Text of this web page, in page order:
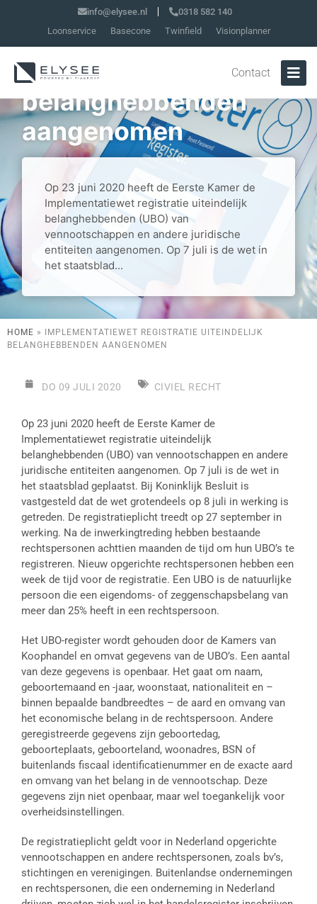
info@elysee.nl
0318 582 140
Loonservice
Basecone Twinfield Visionplanner
Contact
Implementatiewet
registratie uiteindelijk
belanghebbenden
aangenomen
Op 23 juni 2020 heeft de Eerste Kamer de
Implementatiewet registratie uiteindelijk
belanghebbenden (UBO) van
vennootschappen en andere juridische
entiteiten aangenomen. Op 7 juli is de wet in
het staatsblad...
HOME »
IMPLEMENTATIEWET REGISTRATIE UITEINDELIJK
BELANGHEBBENDEN AANGENOMEN
DO 09 JULI 2020 CIVIEL RECHT
Op 23 juni 2020 heeft de Eerste Kamer de
Implementatiewet registratie uiteindelijk
belanghebbenden (UBO) van vennootschappen en andere
juridische entiteiten aangenomen. Op 7 juli is de wet in
het staatsblad geplaatst. Bij Koninklijk Besluit is
vastgesteld dat de wet grotendeels op 8 juli in werking is
getreden. De registratieplicht treedt op 27 september in
werking. Na de inwerkingtreding hebben bestaande
rechtspersonen achttien maanden de tijd om hun UBO’s te
registreren. Nieuw opgerichte rechtspersonen hebben een
week de tijd voor de registratie. Een UBO is de natuurlijke
persoon die een eigendoms- of zeggenschapsbelang van
meer dan 25% heeft in een rechtspersoon.
Het UBO-register wordt gehouden door de Kamers van
Koophandel en omvat gegevens van de UBO’s. Een aantal
van deze gegevens is openbaar. Het gaat om naam,
geboortemaand en -jaar, woonstaat, nationaliteit en –
binnen bepaalde bandbreedtes – de aard en omvang van
het economische belang in de rechtspersoon. Andere
geregistreerde gegevens zijn geboortedag,
geboorteplaats, geboorteland, woonadres, BSN of
buitenlands fiscaal identificatienummer en de exacte aard
en omvang van het belang in de vennootschap. Deze
gegevens zijn niet openbaar, maar wel toegankelijk voor
overheidsinstellingen.
De registratieplicht geldt voor in Nederland opgerichte
vennootschappen en andere rechtspersonen, zoals bv’s,
stichtingen en verenigingen. Buitenlandse ondernemingen
en rechtspersonen, die een onderneming in Nederland